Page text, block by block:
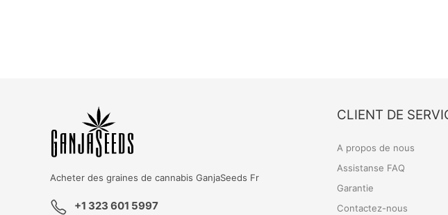
Acheter des graines de cannabis GanjaSeeds Fr
+1 323 601 5997
CLIENT DE
A propos de nous
Assistanse FAQ
Garantie
Contactez-nous